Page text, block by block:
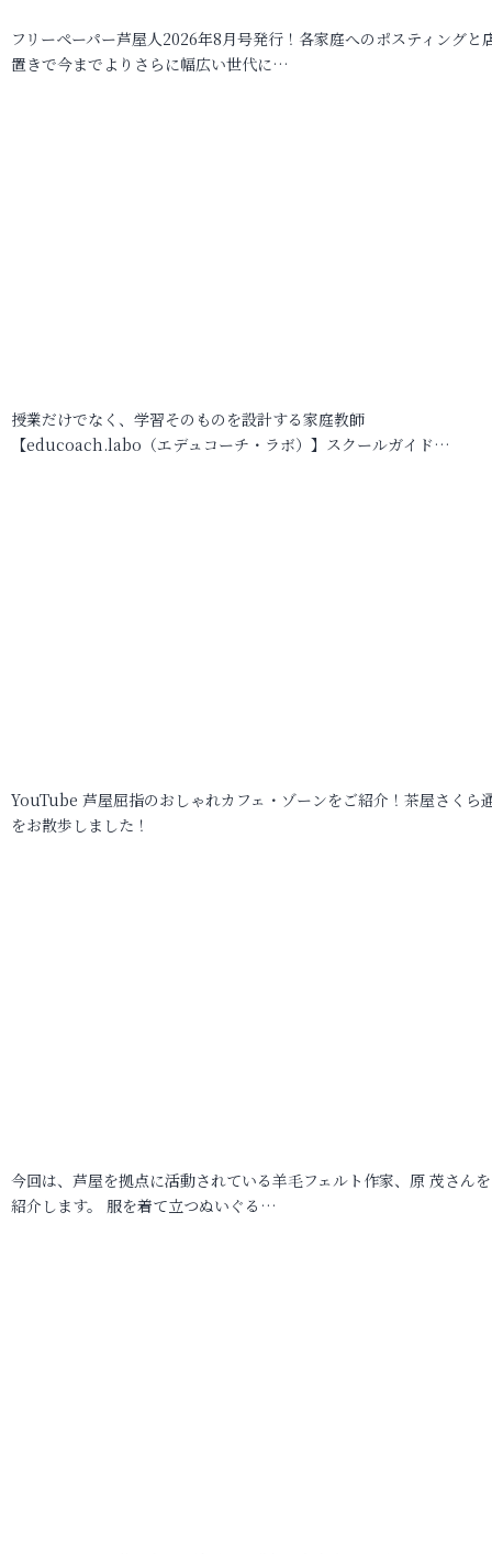
フリーペーパー芦屋人2026年8月号発行！各家庭へのポスティングと
置きで今までよりさらに幅広い世代に…
授業だけでなく、学習そのものを設計する家庭教師
【educoach.labo（エデュコーチ・ラボ）】スクールガイド…
YouTube 芦屋屈指のおしゃれカフェ・ゾーンをご紹介！茶屋さくら
をお散歩しました！
今回は、芦屋を拠点に活動されている羊毛フェルト作家、原 茂さん
紹介します。 服を着て立つぬいぐる…